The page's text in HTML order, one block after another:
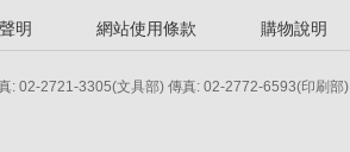
明 網站使用條款 購物說明
: 02-2721-3305(文具部) 傳真: 02-2772-6593(印刷部)